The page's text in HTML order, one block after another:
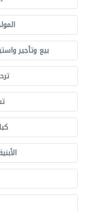
بيع وتأجير